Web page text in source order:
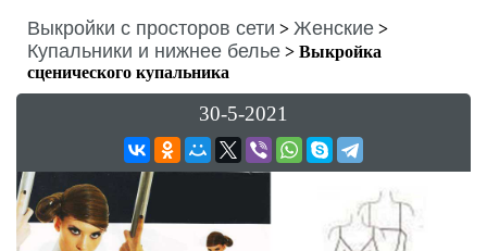
Выкройки с просторов сети > Женские >
Купальники и нижнее белье > Выкройка
сценического купальника
30-5-2021